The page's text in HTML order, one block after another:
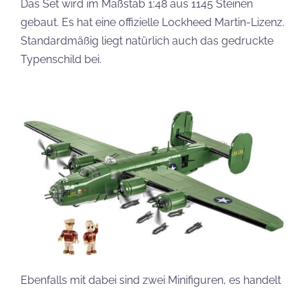
Das Set wird im Maßstab 1:48 aus 1145 Steinen
gebaut. Es hat eine offizielle Lockheed Martin-Lizenz.
Standardmäßig liegt natürlich auch das gedruckte
Typenschild bei.
Ebenfalls mit dabei sind zwei Minifiguren, es handelt